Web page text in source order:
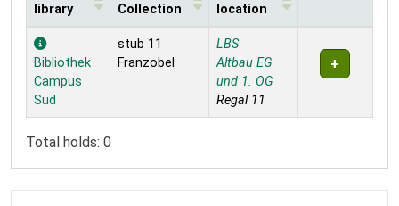
Holdings
library
Collection
location
Bibliothek
Campus
Süd
stub 11
Franzobel
LBS
Altbau EG
und 1. OG
Regal 11
Total holds: 0